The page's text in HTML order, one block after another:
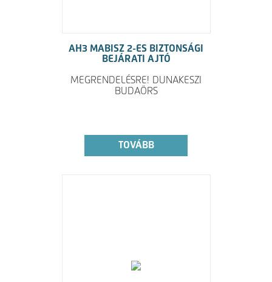
AH3 MABISZ 2-ES BIZTONSÁGI
BEJÁRATI AJTÓ
MEGRENDELÉSRE! DUNAKESZI
BUDAÖRS
TOVÁBB